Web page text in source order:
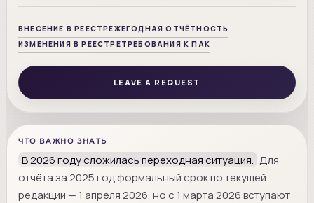
ВНЕСЕНИЕ В РЕЕСТРЕЖЕГОДНАЯ ОТЧЁТНОСТЬ
ИЗМЕНЕНИЯ В РЕЕСТРЕТРЕБОВАНИЯ К ПАК
LEAVE A REQUEST
ЧТО ВАЖНО ЗНАТЬ
В 2026 году сложилась переходная ситуация. Для
отчёта за 2025 год формальный срок по текущей
редакции — 1 апреля 2026, но с 1 марта 2026 вступают